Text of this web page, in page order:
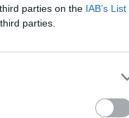
parties on the IAB’s
parties.